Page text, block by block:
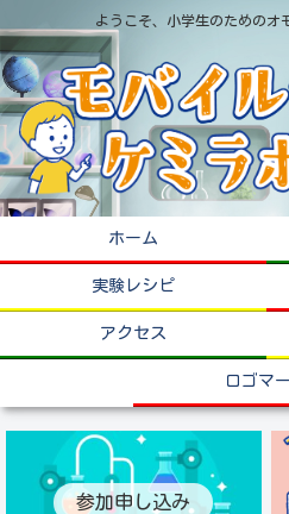
ようこそ、小学生のためのオ
ホーム
実験レシピ
アクセス
ロゴマ
参加申し込み